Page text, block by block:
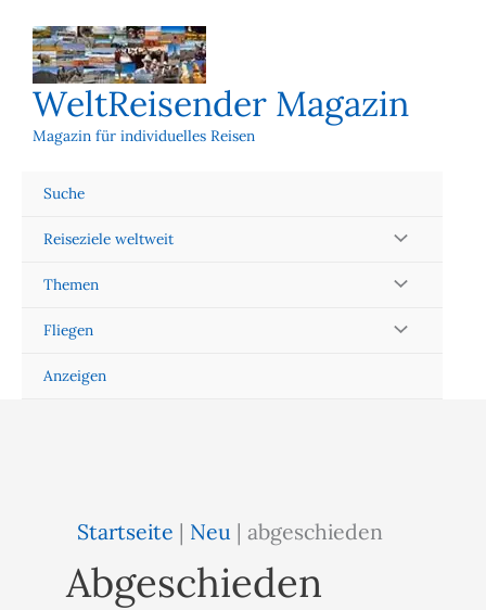
Inhalt
springen
WeltReisender Magazin
Magazin für individuelles Reisen
Suche
Reiseziele weltweit
Themen
Fliegen
Anzeigen
Startseite | Neu |abgeschieden
Abgeschieden